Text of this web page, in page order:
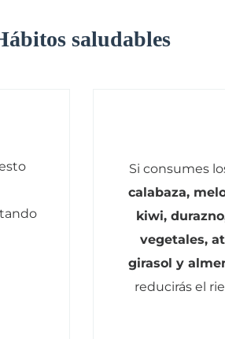
saludables
Si consumes
calabaza,
kiwi,
vegetales,
girasol y
reducirás el